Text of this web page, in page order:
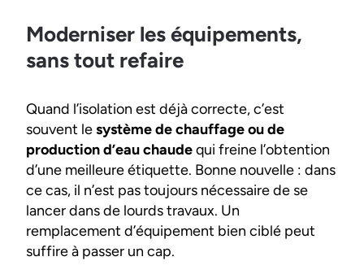
Moderniser les équipements,
sans tout refaire
Quand l’isolation est déjà correcte, c’est
souvent lesystème de chauffage ou de
production d’eau chaudequi freine l’obtention
d’une meilleure étiquette. Bonne nouvelle : dans
ce cas, il n’est pas toujours nécessaire de se
lancer dans de lourds travaux. Un
remplacement d’équipement bien ciblé peut
suffire à passer un cap.